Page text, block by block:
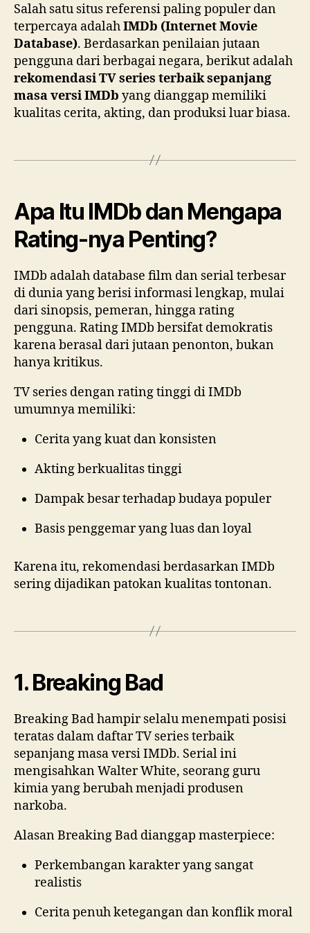
Salah satu situs referensi paling populer dan
terpercaya adalahIMDb (Internet Movie
Database). Berdasarkan penilaian jutaan
pengguna dari berbagai negara, berikut adalah
rekomendasi TV series terbaik sepanjang
masa versi IMDb yang dianggap memiliki
kualitas cerita, akting, dan produksi luar biasa.
Apa Itu IMDb dan Mengapa
Rating-nya Penting?
IMDb adalah database film dan serial terbesar
di dunia yang berisi informasi lengkap, mulai
dari sinopsis, pemeran, hingga rating
pengguna. Rating IMDb bersifat demokratis
karena berasal dari jutaan penonton, bukan
hanya kritikus.
TV series dengan rating tinggi di IMDb
umumnya memiliki:
Cerita yang kuat dan konsisten
Akting berkualitas tinggi
Dampak besar terhadap budaya populer
Basis penggemar yang luas dan loyal
Karena itu, rekomendasi berdasarkan IMDb
sering dijadikan patokan kualitas tontonan.
1. Breaking Bad
Breaking Bad hampir selalu menempati posisi
teratas dalam daftar TV series terbaik
sepanjang masa versi IMDb. Serial ini
mengisahkan Walter White, seorang guru
kimia yang berubah menjadi produsen
narkoba.
Alasan Breaking Bad dianggap masterpiece:
Perkembangan karakter yang sangat
realistis
Cerita penuh ketegangan dan konflik moral